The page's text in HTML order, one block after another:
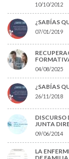
10/10/2012
¿SABÍAS
07/01/2019
04/08/2025
¿SABÍAS
26/11/2018
DISCURSO
JUNTA
09/06/2014
LA